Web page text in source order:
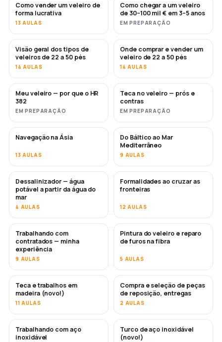
NOVO
Como vender um veleiro de
forma lucrativa
13 AULAS
NOVO
Como chegar a um veleiro
de 30–100 mil € em 3–5 anos
EM PREPARAÇÃO
EM BREVE
Visão geral dos tipos de
veleiros de 22 a 50 pés
14 AULAS
EM BREVE
Onde comprar e vender um
veleiro de 22 a 50 pés
14 AULAS
EM BREVE
Meu veleiro — por que o HR
382
EM PREPARAÇÃO
EM BREVE
Teca no veleiro — prós e
contras
EM PREPARAÇÃO
EM BREVE
Navegação na Ásia
13 AULAS
EM BREVE
Do Báltico ao Mar
Mediterrâneo
9 AULAS
EM BREVE
Dessalinizador — água
potável a partir da água do
mar
4 AULAS
Formalidades ao cruzar as
fronteiras
12 AULAS
EM BREVE
Trabalhando com
contratados — minha
experiência
9 AULAS
EM BREVE
Pintura do veleiro e reparo
de furos na fibra
5 AULAS
Teca e trabalhos em
madeira (novo!)
11 AULAS
EM BREVE
Compra e seleção de peças
de reposição, entregas
2 AULAS
EM BREVE
Trabalhando com aço
inoxidável
Turco de aço inoxidável
(novo!)